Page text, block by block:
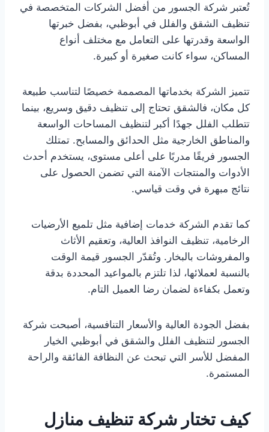
تُعتبر شركة الجسور من أفضل الشركات المتخصصة في
تنظيف الشقق والفلل في أبوظبي، بفضل خبرتها
الواسعة وقدرتها على التعامل مع مختلف أنواع
المساكن، سواء كانت صغيرة أو كبيرة.
تتميز الشركة بخدماتها المصممة خصيصًا لتناسب طبيعة
كل مكان، فالشقق تحتاج إلى تنظيف دقيق وسريع، بينما
تتطلب الفلل جهدًا أكبر لتنظيف المساحات الواسعة
والمناطق الخارجية مثل الحدائق والمسابح. تمتلك
الجسور فريقًا مدربًا على أعلى مستوى، يستخدم أحدث
الأدوات والمنتجات الآمنة التي تضمن الحصول على
نتائج مبهرة في وقت قياسي.
كما تقدم الشركة خدمات إضافية مثل تلميع الأرضيات
الرخامية، تنظيف النوافذ العالية، وتعقيم الأثاث
والمفروشات بالبخار. وتُقدّر الجسور قيمة الوقت
بالنسبة لعملائها، لذا تلتزم بالمواعيد المحددة بدقة
وتعمل بكفاءة لضمان رضا العميل التام.
بفضل الجودة العالية والأسعار التنافسية، أصبحت شركة
الجسور لتنظيف الفلل والشقق في أبوظبي الخيار
المفضل للأسر التي تبحث عن النظافة الفائقة والراحة
المستمرة.
كيف تختار شركة تنظيف منازل